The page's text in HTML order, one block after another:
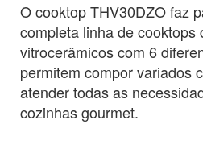
O cooktop THV30DZO faz
completa linha de cooktops
vitrocerâmicos com 6
permitem compor variados
atender todas as
cozinhas gourmet.